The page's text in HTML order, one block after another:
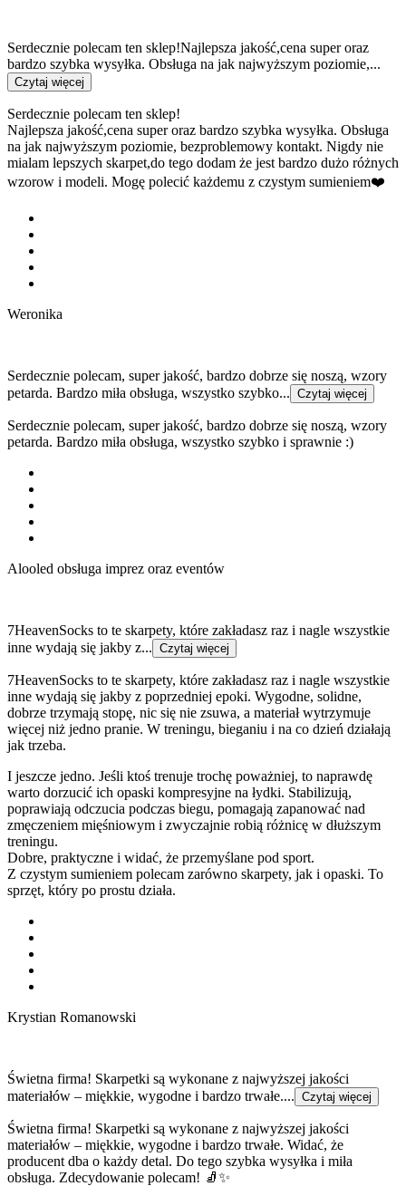
Serdecznie polecam ten sklep!Najlepsza jakość,cena super oraz
bardzo szybka wysyłka. Obsługa na jak najwyższym poziomie,...
Czytaj więcej
Serdecznie polecam ten sklep!
Najlepsza jakość,cena super oraz bardzo szybka wysyłka. Obsługa
na jak najwyższym poziomie, bezproblemowy kontakt. Nigdy nie
mialam lepszych skarpet,do tego dodam że jest bardzo dużo różnych
wzorow i modeli. Mogę polecić każdemu z czystym sumieniem❤️
Weronika
Serdecznie polecam, super jakość, bardzo dobrze się noszą, wzory
petarda. Bardzo miła obsługa, wszystko szybko... Czytaj więcej
Serdecznie polecam, super jakość, bardzo dobrze się noszą, wzory
petarda. Bardzo miła obsługa, wszystko szybko i sprawnie :)
Alooled obsługa imprez oraz eventów
7HeavenSocks to te skarpety, które zakładasz raz i nagle wszystkie
inne wydają się jakby z... Czytaj więcej
7HeavenSocks to te skarpety, które zakładasz raz i nagle wszystkie
inne wydają się jakby z poprzedniej epoki. Wygodne, solidne,
dobrze trzymają stopę, nic się nie zsuwa, a materiał wytrzymuje
więcej niż jedno pranie. W treningu, bieganiu i na co dzień działają
jak trzeba.
I jeszcze jedno. Jeśli ktoś trenuje trochę poważniej, to naprawdę
warto dorzucić ich opaski kompresyjne na łydki. Stabilizują,
poprawiają odczucia podczas biegu, pomagają zapanować nad
zmęczeniem mięśniowym i zwyczajnie robią różnicę w dłuższym
treningu.
Dobre, praktyczne i widać, że przemyślane pod sport.
Z czystym sumieniem polecam zarówno skarpety, jak i opaski. To
sprzęt, który po prostu działa.
Krystian Romanowski
Świetna firma! Skarpetki są wykonane z najwyższej jakości
materiałów – miękkie, wygodne i bardzo trwałe.... Czytaj więcej
Świetna firma! Skarpetki są wykonane z najwyższej jakości
materiałów – miękkie, wygodne i bardzo trwałe. Widać, że
producent dba o każdy detal. Do tego szybka wysyłka i miła
obsługa. Zdecydowanie polecam! 🧦✨